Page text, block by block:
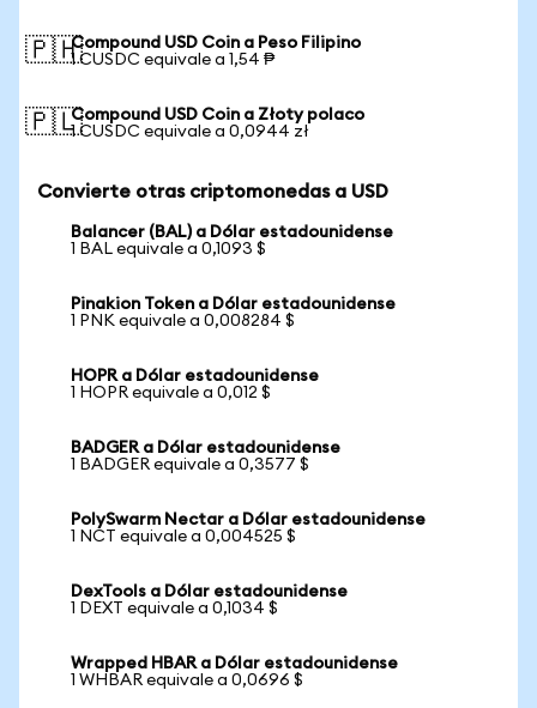
🇵🇭Compound USD Coin a Peso Filipino
1 CUSDC equivale a 1,54 ₱
🇵🇱Compound USD Coin a Złoty polaco
1 CUSDC equivale a 0,0944 zł
Convierte otras criptomonedas a USD
Balancer (BAL) a Dólar estadounidense
1 BAL equivale a 0,1093 $
Pinakion Token a Dólar estadounidense
1 PNK equivale a 0,008284 $
HOPR a Dólar estadounidense
1 HOPR equivale a 0,012 $
BADGER a Dólar estadounidense
1 BADGER equivale a 0,3577 $
PolySwarm Nectar a Dólar estadounidense
1 NCT equivale a 0,004525 $
DexTools a Dólar estadounidense
1 DEXT equivale a 0,1034 $
Wrapped HBAR a Dólar estadounidense
1 WHBAR equivale a 0,0696 $